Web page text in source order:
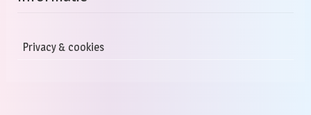
Privacy & cookies